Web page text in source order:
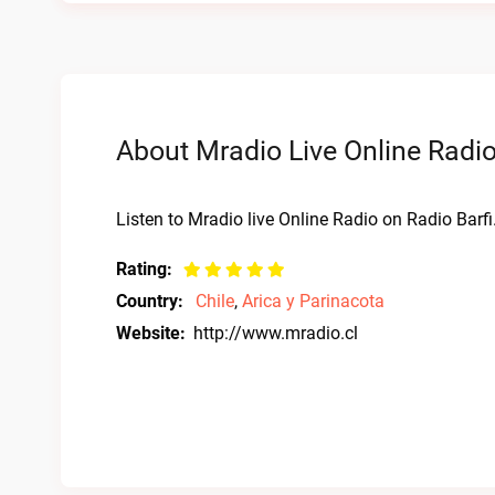
About Mradio Live Online
Listen to Mradio live Online Radio on Radio
Rating:
Country:
Chile, Arica y Parinacota
Website: http://www.mradio.cl